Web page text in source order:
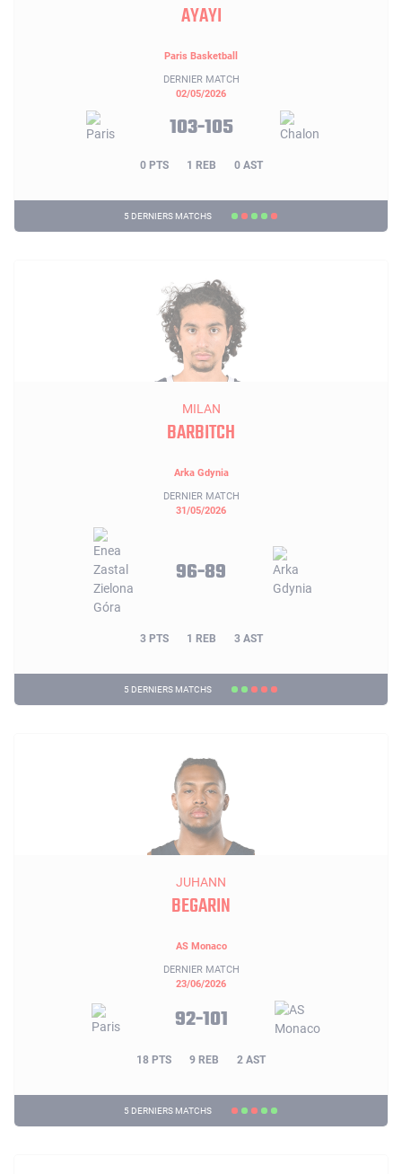
AYAYI
Paris Basketball
DERNIER MATCH
02/05/2026
103-105
0 PTS 1 REB 0 AST
5 DERNIERS MATCHS
MILAN
BARBITCH
Arka Gdynia
DERNIER MATCH
31/05/2026
96-89
3 PTS 1 REB 3 AST
5 DERNIERS MATCHS
JUHANN
BEGARIN
AS Monaco
DERNIER MATCH
23/06/2026
92-101
18 PTS 9 REB 2 AST
5 DERNIERS MATCHS